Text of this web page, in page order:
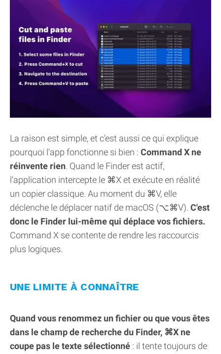
La raison est simple, et c'est aussi ce qui explique
pourquoi l'app fonctionne si bien : Command X ne
réinvente rien. Quand le Finder est actif,
l'application intercepte le ⌘X et exécute en réalité
un copier classique. Au moment du ⌘V, elle
déclenche le déplacer natif de macOS (⌥⌘V). C'est
donc le Finder lui-même qui déplace vos fichiers.
Command X se contente de rendre les raccourcis
plus logiques.
UNE LIMITE À CONNAÎTRE
Quand vous renommez un fichier ou que vous êtes
dans le champ de recherche du Finder, ⌘X ne
coupe pas le texte sélectionné : il tente toujours de